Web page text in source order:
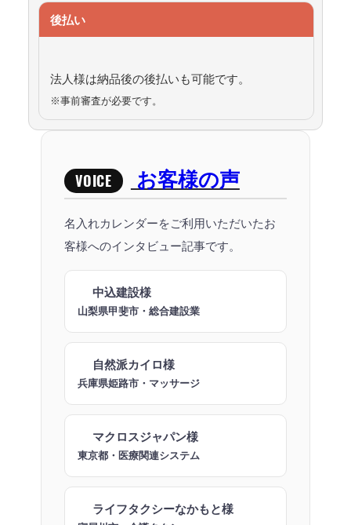
後払い
法人様は納品後の後払いも可能です。
※事前審査が必要です。
VOICE お客様の声
名入れカレンダーをご利用いただいたお
客様へのインタビュー記事です。
中込建設様
山梨県甲斐市・総合建設業
自然派カイロ様
兵庫県姫路市・マッサージ
マクロスジャパン様
東京都・医療関連システム
ライフタクシーなかもと様